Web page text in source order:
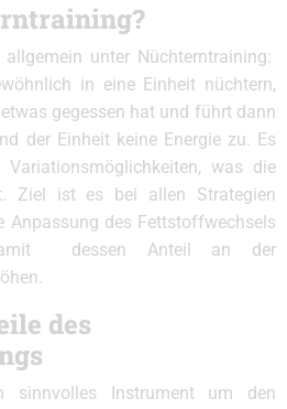
unter Nüchterntraining:
in eine Einheit nüchtern,
gegessen hat und führt dann
der Einheit keine Energie zu. Es
was die
Ziel ist es bei allen Strategien
Anpassung des Fettstoffwechsels
dessen Anteil an der
des
sinnvolles Instrument um den